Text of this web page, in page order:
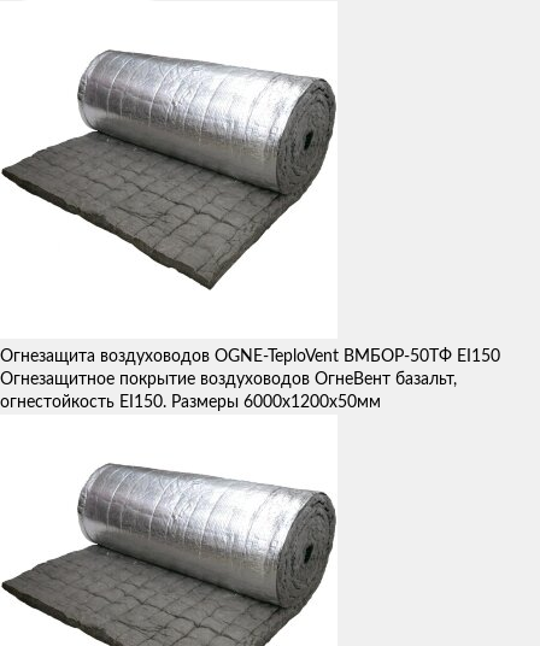
Огнезащита воздуховодов OGNE-TeploVent ВМБОР-50ТФ EI150
Огнезащитное покрытие воздуховодов ОгнеВент базальт,
огнестойкость EI150. Размеры 6000х1200х50мм